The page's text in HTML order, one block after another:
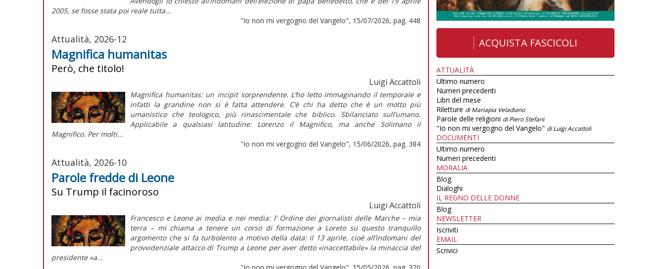
2005, se fosse stata poi reale tutta...
"Io non mi vergogno del Vangelo", 15/07/2026, pag. 448
Attualità, 2026-12
Magnifica humanitas
Però, che titolo!
Luigi Accattoli
Magnifica humanitas: un incipit sorprendente. L’ho letto immaginando il temporale e
infatti la grandine non si è fatta attendere. C’è chi ha detto che è un motto più
umanistico che teologico, più rinascimentale che biblico. Sbilanciato sull’umano.
Applicabile a qualsiasi latitudine: Lorenzo il Magnifico, ma anche Solimano il
Magnifico. Per molti...
"Io non mi vergogno del Vangelo", 15/06/2026, pag. 384
Attualità, 2026-10
Parole fredde di Leone
Su Trump il facinoroso
Luigi Accattoli
Francesco e Leone ai media e nei media: l’ Ordine dei giornalisti delle Marche – mia
terra – mi chiama a tenere un corso di formazione a Loreto su questo tranquillo
argomento che si fa turbolento a motivo della data: il 13 aprile, cioè all’indomani del
provvidenziale attacco di Trump a Leone per aver detto «inaccettabile» la minaccia del
presidente «a...
"Io non mi vergogno del Vangelo", 15/05/2026, pag. 320
ACQUISTA FASCICOLI
ATTUALITÀ
Ultimo numero
Numeri precedenti
Libri del mese
Riletture di Mariapia Veladiano
Parole delle religioni di Piero Stefani
"Io non mi vergogno del Vangelo" di Luigi Accattoli
DOCUMENTI
Ultimo numero
Numeri precedenti
MORALIA
Blog
Dialoghi
IL REGNO DELLE DONNE
Blog
NEWSLETTER
Iscriviti
EMAIL
Scrivici